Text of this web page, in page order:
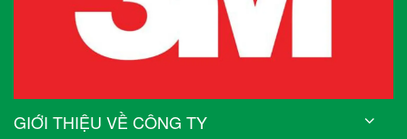
GIỚI THIỆU VỀ CÔNG TY